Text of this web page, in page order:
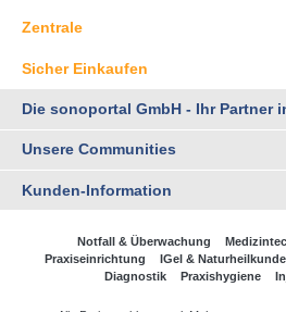
Zentrale
Sicher Einkaufen
Die sonoportal GmbH - Ihr Partner
Unsere Communities
Kunden-Information
Notfall & Überwachung
Praxiseinrichtung
IGel & Naturheilkunde
Diagnostik
Praxishygiene